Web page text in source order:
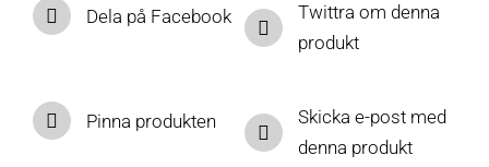
väljas
varianter.
alternativen
Dela på Facebook
Twittra om denna
produkt
Pinna produkten
Skicka e-post med
denna produkt